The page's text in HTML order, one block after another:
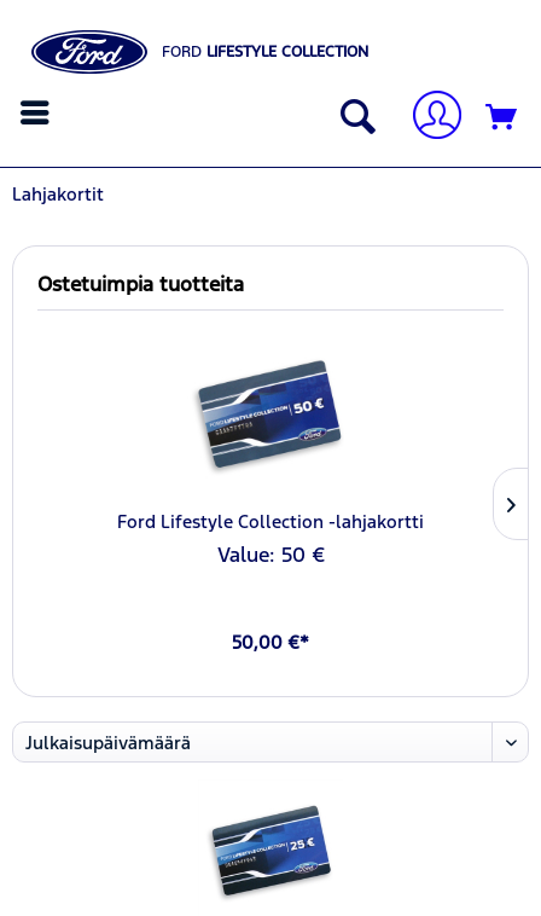
FORD LIFESTYLE COLLECTION
Lahjakortit
Ostetuimpia tuotteita
Ford Lifestyle Collection -lahjakortti
Value: 50 €
50,00 €*